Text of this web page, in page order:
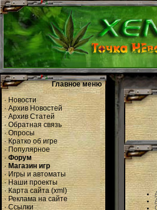
Главное меню
·Новости
·Архив Новостей
·Архив Статей
·Обратная связь
·Опросы
·Кратко об игре
· Популярное
· Форум
·Магазин игр
· Игры и автоматы
·Наши проекты
·Карта сайта(xml )
·Реклама на сайте
·Ссылки